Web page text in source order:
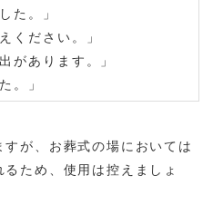
た。」
ください。」
があります。」
。」
が、お葬式の場においては
ため、使用は控えましょ